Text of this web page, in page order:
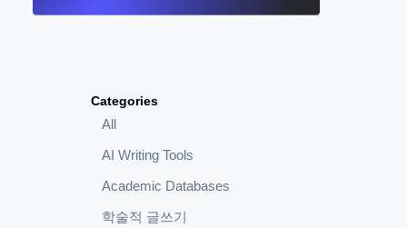
Categories
All
AI Writing Tools
Academic Databases
학술적 글쓰기